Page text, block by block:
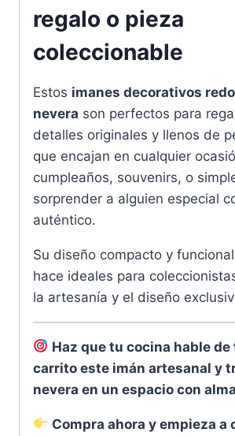
regalo o pieza
coleccionable
Estos imanes decorativos
nevera son perfectos para
detalles originales y llenos de
que encajan en cualquier
cumpleaños, souvenirs, o
sorprender a alguien especial
auténtico.
Su diseño compacto y
hace ideales para
la artesanía y el diseño
Haz que tu cocina hable de
carrito este imán artesanal y
nevera en un espacio con
Compra ahora y empieza a